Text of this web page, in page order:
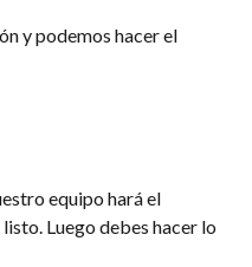
y podemos hacer el
equipo hará el
Luego debes hacer lo